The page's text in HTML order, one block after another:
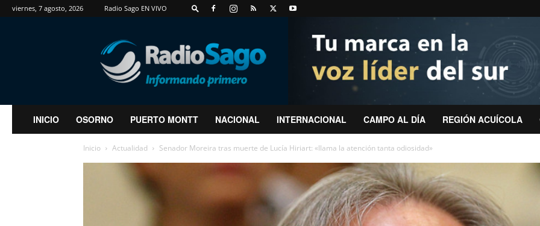
viernes, 7 agosto, 2026 Radio Sago EN VIVO
RadioSago
INICIO OSORNO PUERTO MONTT NACIONAL INTERNACIONAL CAMPO AL DÍA REGIÓN ACUÍCOLA
Inicio Actualidad Senador Moreira tras muerte de Lucía Hiriart: «llama la atención tanta odiosidad»